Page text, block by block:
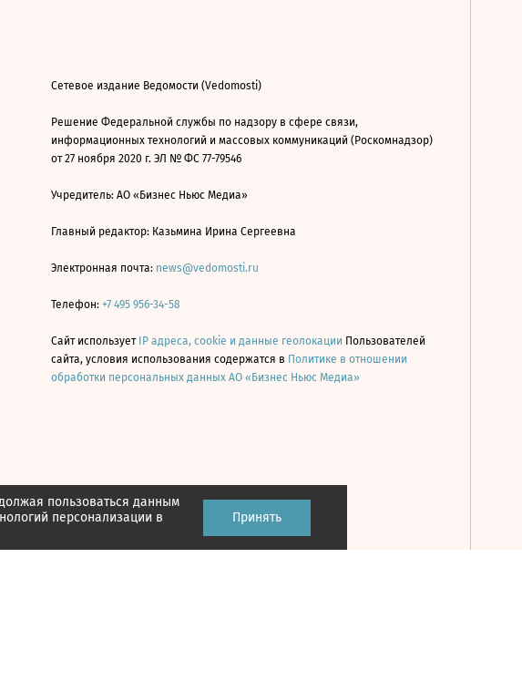
пользоваться данным
персонализации в
Принять
Сетевое издание Ведомости (Vedomosti)
Решение Федеральной службы по надзору в сфере связи,
информационных технологий и массовых коммуникаций (Роскомнадзор)
от 27 ноября 2020 г. ЭЛ № ФС 77-79546
Учредитель: АО «Бизнес Ньюс Медиа»
Главный редактор: Казьмина Ирина Сергеевна
Электронная почта: news@vedomosti.ru
Телефон: +7 495 956-34-58
Сайт использует IP адреса, cookie и данные геолокации Пользователей
сайта, условия использования содержатся в Политике в отношении
обработки персональных данных АО «Бизнес Ньюс Медиа»